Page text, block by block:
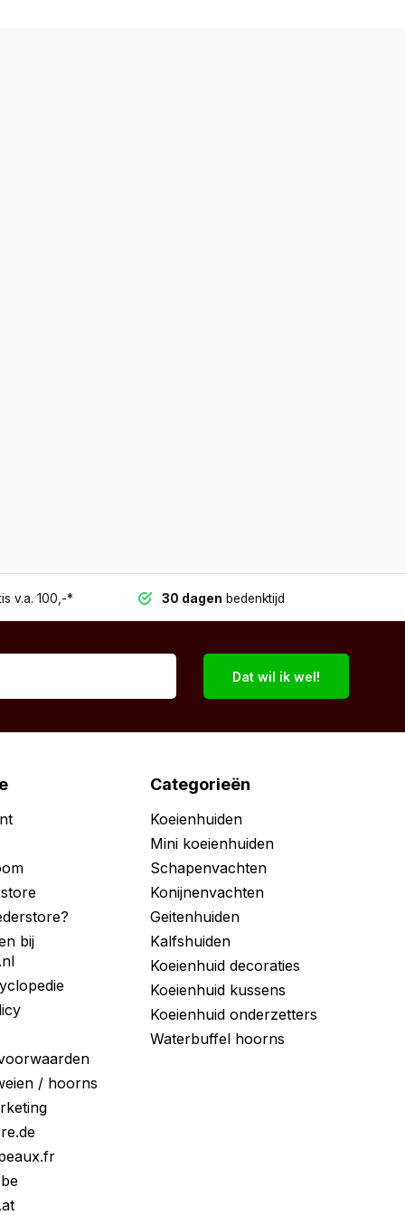
v.a. 100,-* 30 dagen bedenktijd
Dat wil ik wel!
bij
/ hoorns
Categorieën
Koeienhuiden
Mini koeienhuiden
Schapenvachten
Konijnenvachten
Geitenhuiden
Kalfshuiden
Koeienhuid decoraties
Koeienhuid kussens
Koeienhuid onderzetters
Waterbuffel hoorns